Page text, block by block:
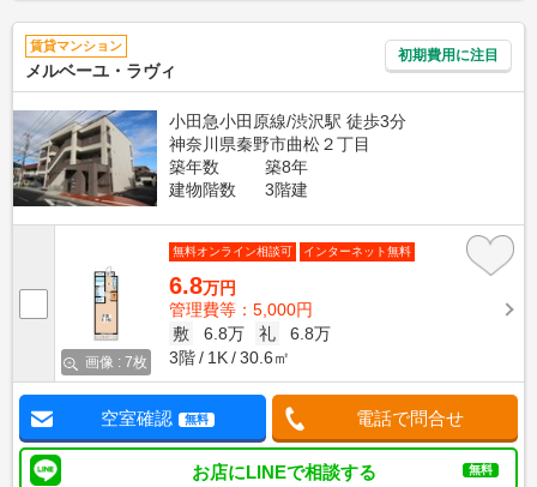
賃貸マンション
メルベーユ・ラヴィ
初期費用に注目
小田急小田原線/渋沢駅 徒歩3分
神奈川県秦野市曲松２丁目
築年数
築8年
建物階数
3階建
画像 : 7枚
無料オンライン相談可 インターネット無料
6.8万円
管理費等：5,000円
敷
6.8万 礼
6.8万
3階
1K 30.6㎡
空室確認 無料 電話で問合せ
お店にLINEで相談する 無料